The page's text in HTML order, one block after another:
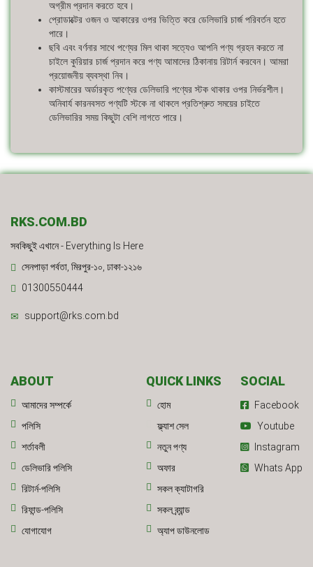
অগ্রীম প্রদান করতে হবে।
প্রোডাক্টের ওজন ও আকারের ওপর ভিত্তি করে ডেলিভারি চার্জ পরিবর্তন হতে
পারে।
ছবি এবং বর্ণনার সাথে পণ্যের মিল থাকা সত্যেও আপনি পণ্য গ্রহন করতে না
চাইলে কুরিয়ার চার্জ প্রদান করে পণ্য আমাদের ঠিকানায় রিটার্ন করবেন। আমরা
প্রয়োজনীয় ব্যবস্থা নিব।
কাস্টমারের অর্ডারকৃত পণ্যের ডেলিভারি পণ্যের স্টক থাকার ওপর নির্ভরশীল।
অনিবার্য কারনবসত পণ্যটি স্টকে না থাকলে প্রতিশ্রুত সময়ের চাইতে
ডেলিভারির সময় কিছুটা বেশি লাগতে পারে।
RKS.COM.BD
সবকিছুই এখানে - Everything Is Here
সেনপাড়া পর্বতা, মিরপুর-১০, ঢাকা-১২১৬
01300550444
support@rks.com.bd
ABOUT
আমাদের সম্পর্কে
পলিসি
শর্তাবলী
ডেলিভারি পলিসি
রিটার্ন-পলিসি
রিফান্ড-পলিসি
যোগাযোগ
QUICK LINKS
হোম
ফ্ল্যাশ সেল
নতুন পণ্য
অফার
সকল ক্যাটাগরি
সকল ব্র্যান্ড
অ্যাপ ডাউনলোড
SOCIAL
Facebook
Youtube
Instagram
Whats App